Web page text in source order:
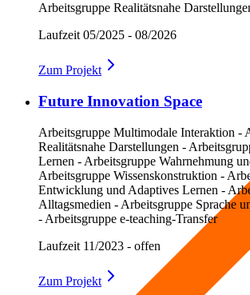
Arbeitsgruppe Realitätsnahe
Laufzeit 05/2025 - 08/2026
Zum Projekt
Future Innovation Space
Arbeitsgruppe Multimodale Interaktion -
Realitätsnahe Darstellungen -
Lernen - Arbeitsgruppe Wahrnehmung
Arbeitsgruppe Wissenskonstruktion -
Entwicklung und Adaptives Lernen -
Alltagsmedien - Arbeitsgruppe Sprache
- Arbeitsgruppe e-teaching-Transfer
Laufzeit 11/2023 - offen
Zum Projekt